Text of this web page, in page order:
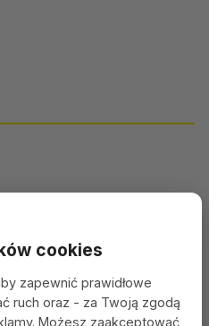
cookies
zapewnić prawidłowe
ruch oraz - za Twoją zgodą
Możesz zaakceptować